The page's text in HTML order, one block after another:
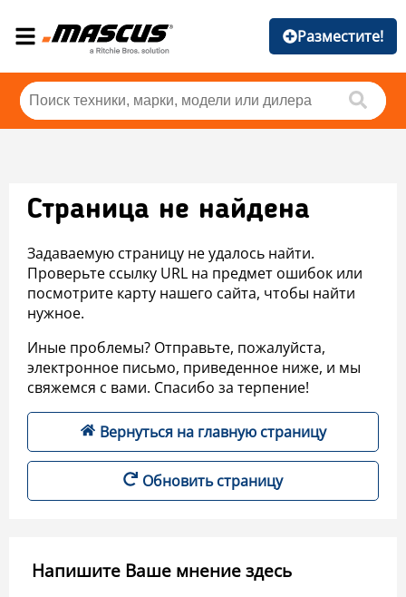
Разместите!
Страница не найдена
Задаваемую страницу не удалось найти.
Проверьте ссылку URL на предмет ошибок или
посмотрите карту нашего сайта, чтобы найти
нужное.
Иные проблемы? Отправьте, пожалуйста,
электронное письмо, приведенное ниже, и мы
свяжемся с вами. Спасибо за терпение!
Вернуться на главную страницу
Обновить страницу
Напишите Ваше мнение здесь